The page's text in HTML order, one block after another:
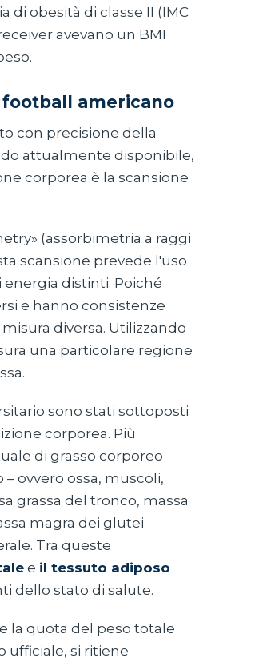
di obesità di classe II (IMC
avevano un BMI
americano
con precisione della
attualmente disponibile,
corporea è la scansione
(assorbimetria a raggi
scansione prevede l'uso
energia distinti. Poiché
e hanno consistenze
diversa. Utilizzando
una particolare regione
sono stati sottoposti
corporea. Più
di grasso corporeo
ovvero ossa, muscoli,
grassa del tronco, massa
magra dei glutei
Tra queste
e il tessuto adiposo
dello stato di salute.
la quota del peso totale
ufficiale, si ritiene